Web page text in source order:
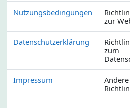
Nutzungsbedingungen
zur
Datenschutzerklärung
zum
Impressum
Andere